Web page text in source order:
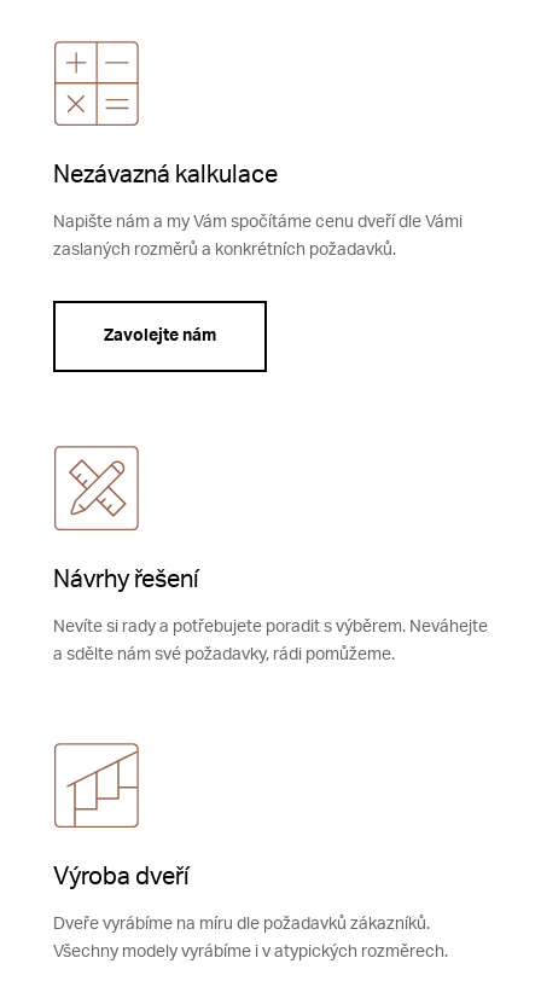
Nezávazná kalkulace
Napište nám a my Vám spočítáme cenu dveří dle Vámi
zaslaných rozměrů a konkrétních požadavků.
Zavolejte nám
Návrhy řešení
Nevíte si rady a potřebujete poradit s výběrem. Neváhejte
a sdělte nám své požadavky, rádi pomůžeme.
Výroba dveří
Dveře vyrábíme na míru dle požadavků zákazníků.
Všechny modely vyrábíme i v atypických rozměrech.